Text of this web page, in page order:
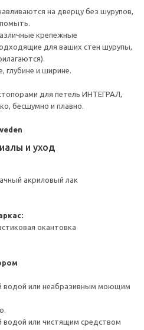
на дверцу без шурупов,
крепежные
для ваших стен шурупы,
глубине и ширине.
для петель ИНТЕГРАЛ,
бесшумно и плавно.
и уход
акриловый лак
окантовка
водой или неабразивным моющим
или чистящим средством